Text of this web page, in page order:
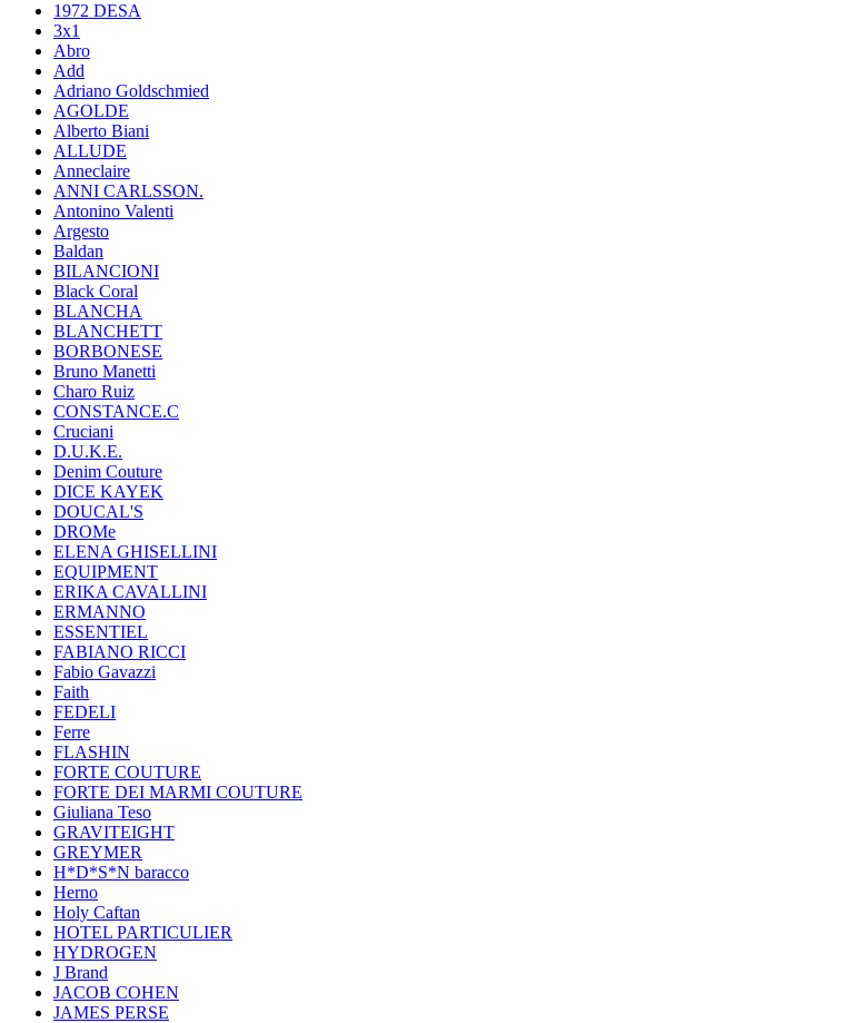
1972 DESA
3x1
Abro
Add
Adriano Goldschmied
AGOLDE
Alberto Biani
ALLUDE
Anneclaire
ANNI CARLSSON.
Antonino Valenti
Argesto
Baldan
BILANCIONI
Black Coral
BLANCHA
BLANCHETT
BORBONESE
Bruno Manetti
Charo Ruiz
CONSTANCE.C
Cruciani
D.U.K.E.
Denim Couture
DICE KAYEK
DOUCAL'S
DROMe
ELENA GHISELLINI
EQUIPMENT
ERIKA CAVALLINI
ERMANNO
ESSENTIEL
FABIANO RICCI
Fabio Gavazzi
Faith
FEDELI
Ferre
FLASHIN
FORTE COUTURE
FORTE DEI MARMI COUTURE
Giuliana Teso
GRAVITEIGHT
GREYMER
H*D*S*N baracco
Herno
Holy Caftan
HOTEL PARTICULIER
HYDROGEN
J Brand
JACOB COHEN
JAMES PERSE